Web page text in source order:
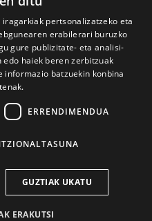
2026ko mar. 1a
pertsonalizatzeko eta
erabilerari buruzko
gure publizitate- eta analisi-
edo haiek beren zerbitzuak
batzuekin konbina
ERRENDIMENDUA
GUZTIAK UKATU
ERAKUTSI